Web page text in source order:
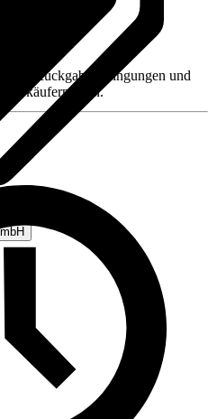
B. Rückgabebedingungen und